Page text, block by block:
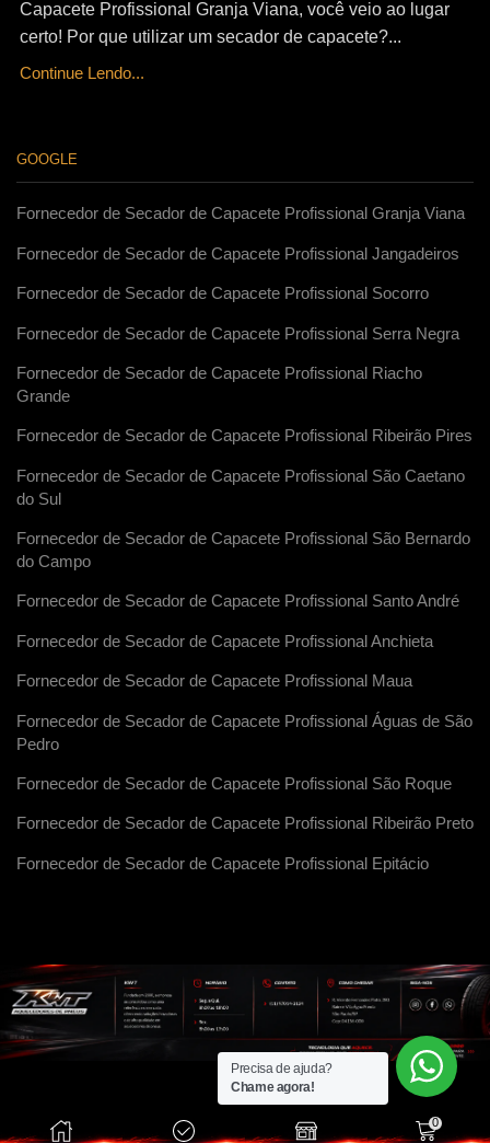
Capacete Profissional Granja Viana, você veio ao lugar
certo! Por que utilizar um secador de capacete?...
Continue Lendo...
GOOGLE
Fornecedor de Secador de Capacete Profissional Granja Viana
Fornecedor de Secador de Capacete Profissional Jangadeiros
Fornecedor de Secador de Capacete Profissional Socorro
Fornecedor de Secador de Capacete Profissional Serra Negra
Fornecedor de Secador de Capacete Profissional Riacho
Grande
Fornecedor de Secador de Capacete Profissional Ribeirão Pires
Fornecedor de Secador de Capacete Profissional São Caetano
do Sul
Fornecedor de Secador de Capacete Profissional São Bernardo
do Campo
Fornecedor de Secador de Capacete Profissional Santo André
Fornecedor de Secador de Capacete Profissional Anchieta
Fornecedor de Secador de Capacete Profissional Maua
Fornecedor de Secador de Capacete Profissional Águas de São
Pedro
Fornecedor de Secador de Capacete Profissional São Roque
Fornecedor de Secador de Capacete Profissional Ribeirão Preto
Fornecedor de Secador de Capacete Profissional Epitácio
0
Precisa de ajuda?
Chame agora!